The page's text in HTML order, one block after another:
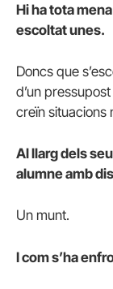
Hi ha tota
escoltat unes.
Doncs que
d’un
creïn situacions
Al llarg dels
alumne amb
Un munt.
I com s’ha